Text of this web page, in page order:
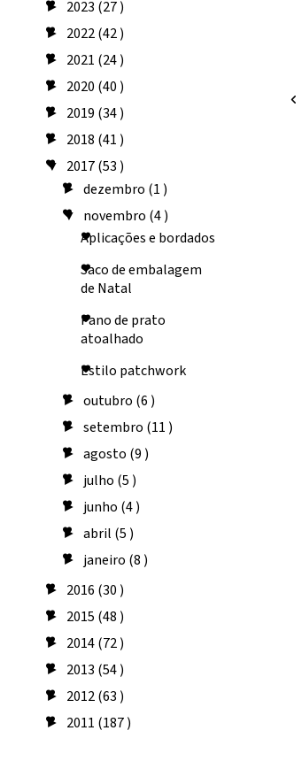
► 2023 (27 )
► 2022(42 )
► 2021 (24 )
► 2020 (40 )
► 2019 (34 )
► 2018 (41 )
▼ 2017(53 )
►dezembro (1 )
▼ novembro (4 )
Aplicações e bordados
Saco de embalagem
de Natal
Pano de prato
atoalhado
Estilo patchwork
►outubro (6 )
►setembro (11 )
►agosto (9 )
► julho (5 )
► junho (4 )
►abril (5 )
► janeiro (8 )
► 2016 (30 )
► 2015 (48 )
► 2014(72 )
► 2013 (54 )
► 2012(63 )
► 2011 (187 )
chevron_left